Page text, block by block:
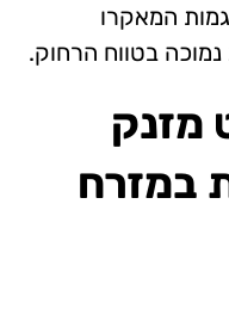
המאקרו
נמוכה בטווח הרחוק.
מזנק
במזרח